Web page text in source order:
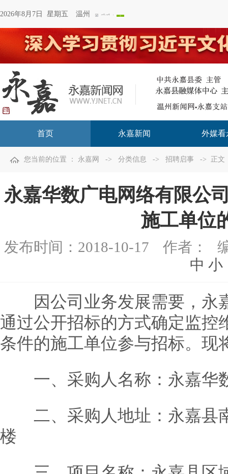
2026年8月7日 星期五 温州
首页 永嘉新闻 外媒看
您当前的位置 ： 永嘉网 -> 分类信息 -> 招聘启事 -> 正文
永嘉华数广电网络有限公
施工单位
发布时间： 2018-10-17 作者：
中 小
因公司业务发展需要，永
通过公开招标的方式确定监控
条件的施工单位参与招标。现
一、采购人名称：永嘉华
二、采购人地址：永嘉县
楼